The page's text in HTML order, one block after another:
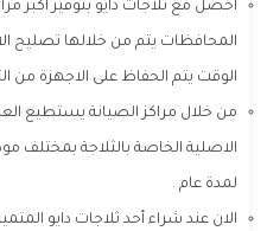
أحصل مع ثلاجات دايو بتوفير أكبر
المحافظات يتم من خلالها تصليح
الوقت يتم الحفاظ على الاجهزة من
من خلال مراكز الصيانة يستطيع
الاصلية الخاصة بالثلاجة بمختلف
لمدة عام .
الان عند شراء أحد ثلاجات دايو